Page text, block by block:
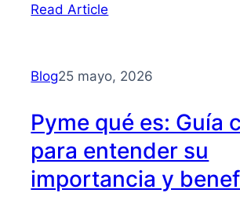
Read Article
para
PYMES
Blog25 mayo, 2026
Pyme qué es: Guía
para entender su
importancia y